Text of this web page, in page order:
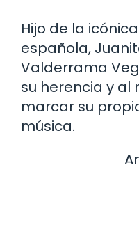
Hijo de la
española,
Valderrama
su herencia y al
marcar su
música.